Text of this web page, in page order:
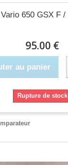
650 GSX F
95.00 €
au panier
Rupture de stock